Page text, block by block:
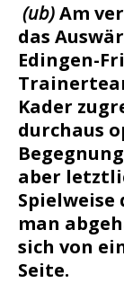
(ub)Am
das
Edingen-
Kader
durchaus
aber
man
sich von
Seite.